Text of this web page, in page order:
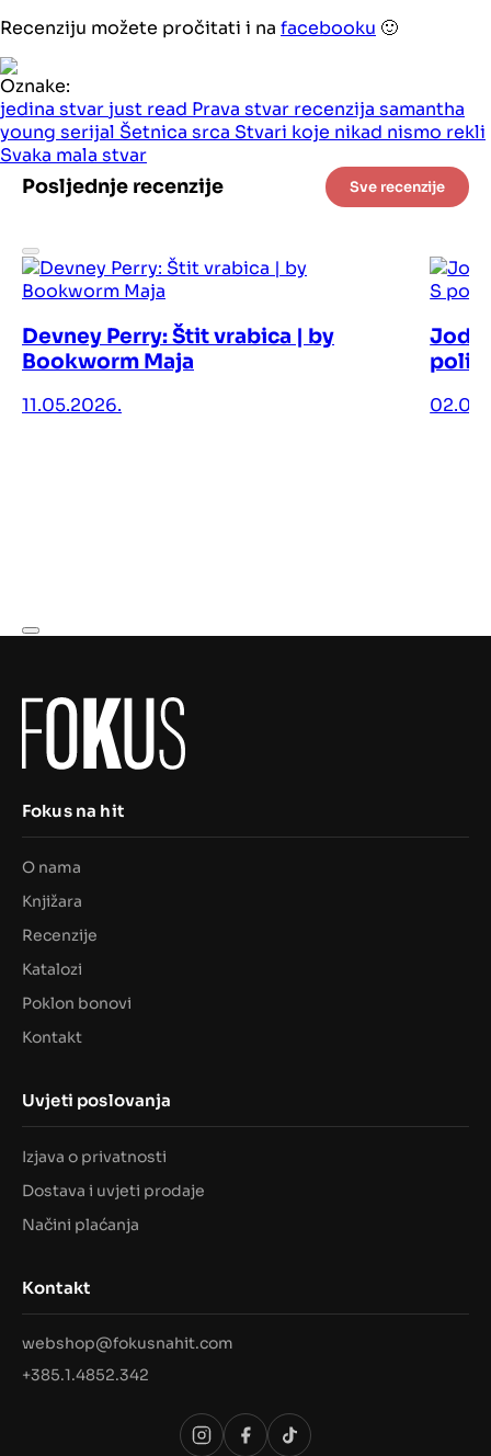
Recenziju možete pročitati i na facebooku 🙂
Oznake:
jedina stvarjust read Prava stvar recenzija samantha
young serijal Šetnica srca Stvari koje nikad nismo rekli
Svaka mala stvar
Posljednje recenzije Sve recenzije
Devney Perry: Štit vrabica | by
Bookworm Maja
11.05.2026.
Jodi
Fokus na hit
O nama
Knjižara
Recenzije
Katalozi
Poklon bonovi
Kontakt
Uvjeti poslovanja
Izjava o privatnosti
Dostava i uvjeti prodaje
Načini plaćanja
Kontakt
webshop@fokusnahit.com
+385.1.4852.342